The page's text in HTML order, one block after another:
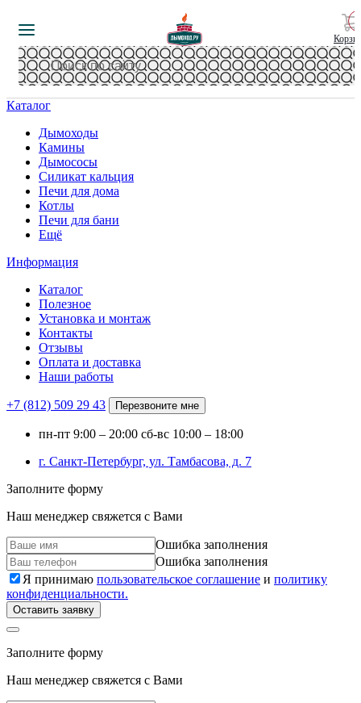
Каталог
Дымоходы
Камины
Дымососы
Силикат кальция
Печи для дома
Котлы
Печи для бани
Ещё
Информация
Каталог
Полезное
Установка и монтаж
Контакты
Отзывы
Оплата и доставка
Наши работы
+7 (812) 509 29 43 Перезвоните мне
пн-пт 9:00 – 20:00 сб-вс 10:00 – 18:00
г. Санкт-Петербург, ул. Тамбасова, д. 7
Заполните форму
Наш менеджер свяжется с Вами
Ошибка заполнения
Ошибка заполнения
Я принимаю пользовательское соглашение и политику
конфиденциальности.
Оставить заявку
Заполните форму
Наш менеджер свяжется с Вами